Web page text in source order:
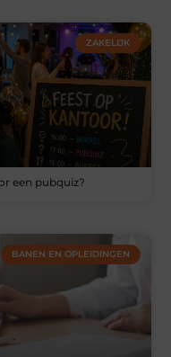
ZAKELIJK
een pubquiz?
BANEN EN OPLEIDINGEN